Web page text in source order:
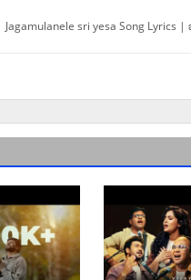
Jagamulanele sri yesa Song